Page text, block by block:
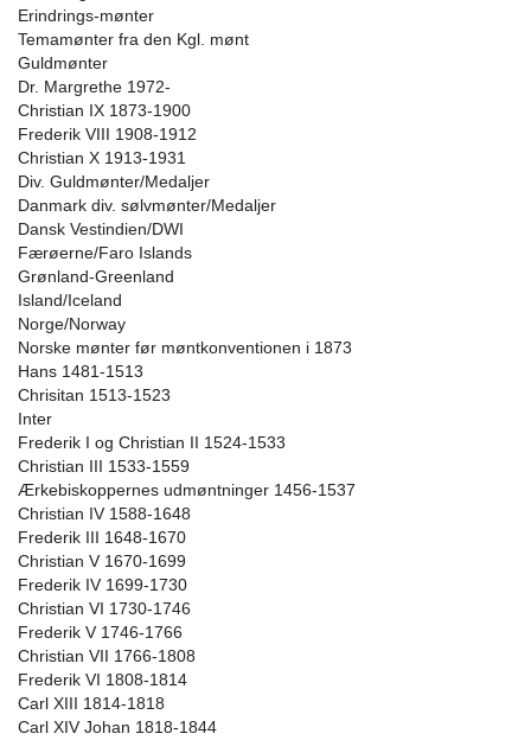
Erindrings-mønter
Temamønter fra den Kgl. mønt
Guldmønter
Dr. Margrethe 1972-
Christian IX 1873-1900
Frederik VIII 1908-1912
Christian X 1913-1931
Div. Guldmønter/Medaljer
Danmark div. sølvmønter/Medaljer
Dansk Vestindien/DWI
Færøerne/Faro Islands
Grønland-Greenland
Island/Iceland
Norge/Norway
Norske mønter før møntkonventionen i 1873
Hans 1481-1513
Chrisitan 1513-1523
Inter
Frederik I og Christian II 1524-1533
Christian III 1533-1559
Ærkebiskoppernes udmøntninger 1456-1537
Christian IV 1588-1648
Frederik III 1648-1670
Christian V 1670-1699
Frederik IV 1699-1730
Christian VI 1730-1746
Frederik V 1746-1766
Christian VII 1766-1808
Frederik VI 1808-1814
Carl XIII 1814-1818
Carl XIV Johan 1818-1844